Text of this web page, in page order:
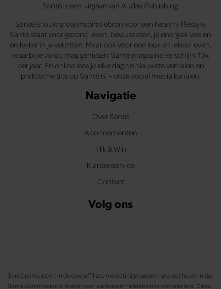
Santé is een uitgave van Audax Publishing.
Santé is jouw grote inspiratiebron voor een healthy lifestyle.
Santé staat voor gezond leven, bewust eten, je energiek voelen
en lekker in je vel zitten. Maar ook voor een leuk en lekker leven,
waarbij je volop mag genieten. Santé magazine verschijnt 10x
per jaar. En online lees je elke dag de nieuwste verhalen en
praktische tips op Santé.nl + onze social media kanalen.
Navigatie
Over Santé
Abonnementen
Klik & Win
Klantenservice
Contact
Volg ons
Santé participeert in diverse affiliate marketing programma’s, dat houdt in dat
Santé commissies ontvangt voor aankopen middels links van retailers. Deze